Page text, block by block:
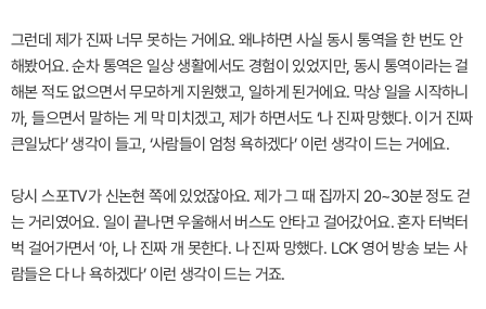
그런데 제가 진짜 너무 못하는 거에요. 왜냐하면 사실 동시 통역을 한 번도 안
해봤어요. 순차 통역은 일상 생활에서도 경험이 있었지만, 동시 통역이라는 걸
해본 적도 없으면서 무모하게 지원했고, 일하게 된거에요. 막상 일을 시작하니
까, 들으면서 말하는 게 막 미치겠고, 제가 하면서도 ‘나 진짜 망했다. 이거 진짜
큰일났다’ 생각이 들고, ‘사람들이 엄청 욕하겠다’ 이런 생각이 드는 거에요.
당시 스포TV가 신논현 쪽에 있었잖아요. 제가 그 때 집까지 20~30분 정도 걷
는 거리였어요. 일이 끝나면 우울해서 버스도 안타고 걸어갔어요. 혼자 터벅터
벅 걸어가면서 ‘아, 나 진짜 개 못한다. 나 진짜 망했다. LCK 영어 방송 보는 사
람들은 다 나 욕하겠다’ 이런 생각이 드는 거죠.